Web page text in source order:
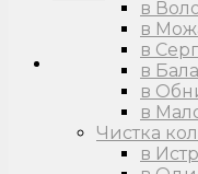
в
в
в
в
в
в
Чистка
в